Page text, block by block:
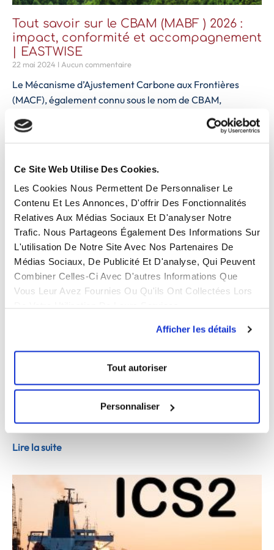
Ce Site Web Utilise Des Cookies.
Les Cookies Nous Permettent De Personnaliser Le
Contenu Et Les Annonces, D'offrir Des Fonctionnalités
Relatives Aux Médias Sociaux Et D'analyser Notre
Trafic. Nous Partageons Également Des Informations Sur
L'utilisation De Notre Site Avec Nos Partenaires De
Médias Sociaux, De Publicité Et D'analyse, Qui Peuvent
Combiner Celles-Ci Avec D'autres Informations Que
Vous Leur Avez Fournies Ou Qu'ils Ont Collectées Lors
Afficher les détails
Tout autoriser
Personnaliser
Tout savoir sur le CBAM (MABF ) 2026 :
impact, conformité et accompagnement
| EASTWISE
22 mai 2024 Aucun commentaire
Le Mécanisme d’Ajustement Carbone aux Frontières
(MACF), également connu sous le nom de CBAM,
représente l’engagement de l’Union Européenne (UE) à
fixer un prix équitable
diversifier vos fournisseurs et réduire la
dépendance à la Chine | EASTWISE
Aucun commentaire
Stratégie China Plus One 2024 : diversifier vos
que les dynamiques économiques mondiales continuent
d’évoluer, la
Lire la suite